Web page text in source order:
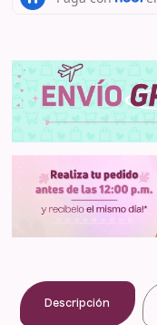
Descripción